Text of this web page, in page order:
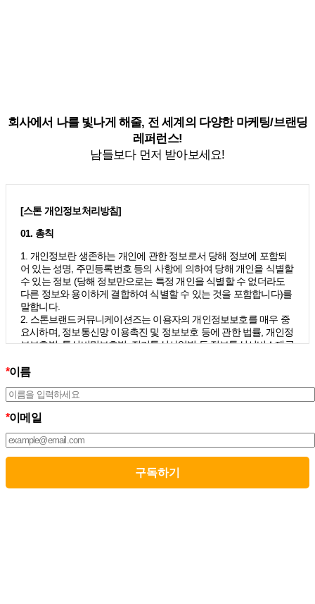
회사에서 나를 빛나게 해줄, 전 세계의 다양한 마케팅/브랜딩
레퍼런스!
남들보다 먼저 받아보세요!
[스톤 개인정보처리방침]
01. 총칙
1. 개인정보란 생존하는 개인에 관한 정보로서 당해 정보에 포함되
어 있는 성명, 주민등록번호 등의 사항에 의하여 당해 개인을 식별할
수 있는 정보 (당해 정보만으로는 특정 개인을 식별할 수 없더라도
다른 정보와 용이하게 결합하여 식별할 수 있는 것을 포함합니다)를
말합니다.
2. 스톤브랜드커뮤니케이션즈는 이용자의 개인정보보호를 매우 중
요시하며, 정보통신망 이용촉진 및 정보보호 등에 관한 법률, 개인정
보보호법, 통신비밀보호법, 전기통신사업법 등 정보통신서비스제공
개인정보처리방침을 통하여 이용자가 제공하는 개인정보가 어떠한
치가 취해지고 있는지 알려드립니다.
선을 위하여 개정하는데 필요한 절차를 정하고 있으며, 개인정보처
리방침을 회사의 필요와 사회적 변화에 맞게 변경할 수 있습니다. 그
리고 개인정보처리방침을 개정하는 경우 버전번호 등을 부여하여
개정된 사항을 이용자께서 쉽게 알아볼 수 있도록 하고 있습니다.
02. 수집하는 개인정보의 항목 및 수집방법
*이름
*이메일